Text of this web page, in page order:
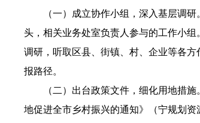
（一）
成立协作小组，深入基层调研
头，相关业务处室负责人参与的工作小
调研， 听取区县、街镇、村、企业等各
报路径。
（二）出台政策文件，细化用地措施
地促进全市乡村振兴的通知》（宁规划资